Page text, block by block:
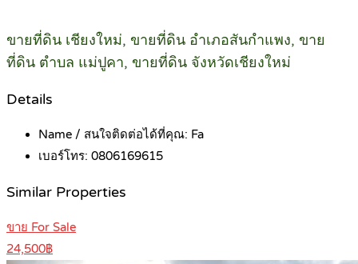
ขายที่ดิน เชียงใหม่, ขายที่ดิน อำเภอสันกำแพง, ขาย
ที่ดิน ตำบล แม่ปูคา, ขายที่ดิน จังหวัดเชียงใหม่
Details
Name / สนใจติดต่อได้ที่คุณ: Fa
เบอร์โทร: 0806169615
Similar Properties
ขาย For Sale
24,500฿